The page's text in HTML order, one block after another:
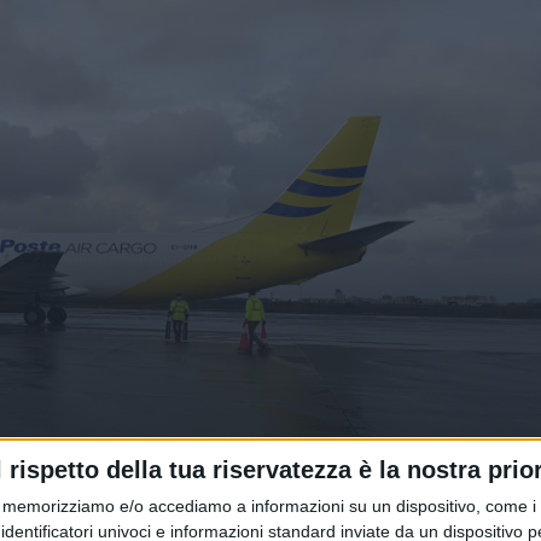
rispetto della tua riservatezza è la nostra
memorizziamo e/o accediamo a informazioni su un dispositivo, come
univoci e informazioni standard inviate da un dispositivo
un nuovo volo
Air Cargo